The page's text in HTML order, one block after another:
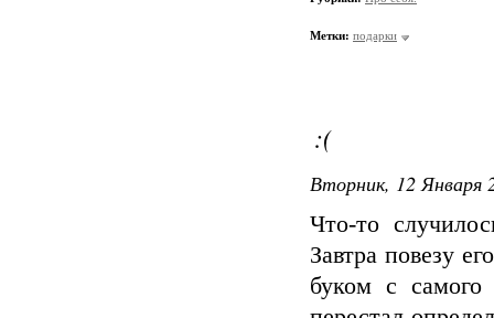
Метки: подарки
:(
Вторник, 12 Января
Что-то
Завтра повезу
буком с самого